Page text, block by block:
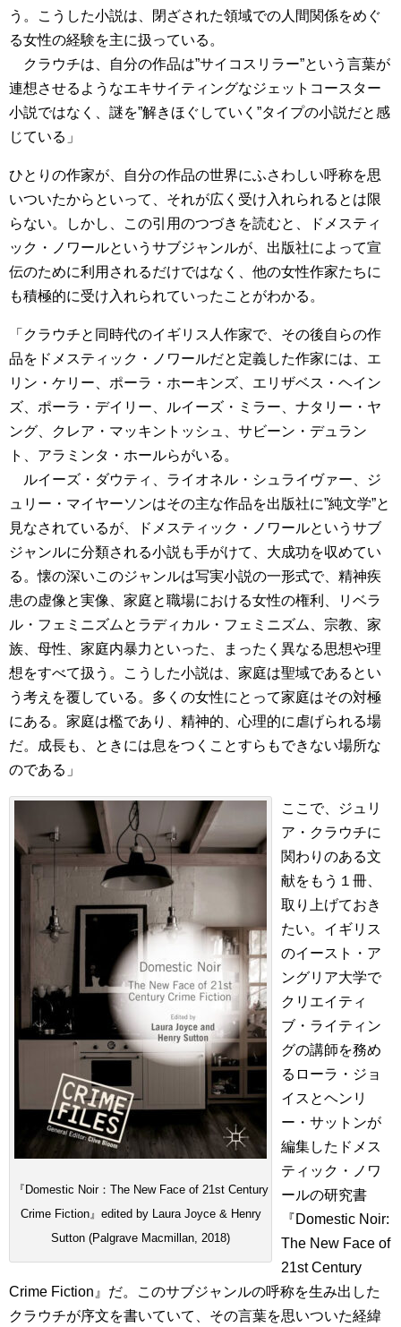
う。こうした小説は、閉ざされた領域での人間関係をめぐ
る女性の経験を主に扱っている。
クラウチは、自分の作品は”サイコスリラー”という言葉が
連想させるようなエキサイティングなジェットコースター
小説ではなく、謎を”解きほぐしていく”タイプの小説だと感
じている」
ひとりの作家が、自分の作品の世界にふさわしい呼称を思
いついたからといって、それが広く受け入れられるとは限
らない。しかし、この引用のつづきを読むと、ドメスティ
ック・ノワールというサブジャンルが、出版社によって宣
伝のために利用されるだけではなく、他の女性作家たちに
も積極的に受け入れられていったことがわかる。
「クラウチと同時代のイギリス人作家で、その後自らの作
品をドメスティック・ノワールだと定義した作家には、エ
リン・ケリー、ポーラ・ホーキンズ、エリザベス・ヘイン
ズ、ポーラ・デイリー、ルイーズ・ミラー、ナタリー・ヤ
ング、クレア・マッキントッシュ、サビーン・デュラン
ト、アラミンタ・ホールらがいる。
ルイーズ・ダウティ、ライオネル・シュライヴァー、ジ
ュリー・マイヤーソンはその主な作品を出版社に”純文学”と
見なされているが、ドメスティック・ノワールというサブ
ジャンルに分類される小説も手がけて、大成功を収めてい
る。懐の深いこのジャンルは写実小説の一形式で、精神疾
患の虚像と実像、家庭と職場における女性の権利、リベラ
ル・フェミニズムとラディカル・フェミニズム、宗教、家
族、母性、家庭内暴力といった、まったく異なる思想や理
想をすべて扱う。こうした小説は、家庭は聖域であるとい
う考えを覆している。多くの女性にとって家庭はその対極
にある。家庭は檻であり、精神的、心理的に虐げられる場
だ。成長も、ときには息をつくことすらもできない場所な
のである」
『Domestic Noir：The New Face of 21st Century
Crime Fiction』edited by Laura Joyce & Henry
Sutton (Palgrave Macmillan, 2018)
ここで、ジュリ
ア・クラウチに
関わりのある文
献をもう１冊、
取り上げておき
たい。イギリス
のイースト・ア
ングリア大学で
クリエイティ
ブ・ライティン
グの講師を務め
るローラ・ジョ
イスとヘンリ
ー・サットンが
編集したドメス
ティック・ノワ
ールの研究書
『Domestic Noir:
The New Face of
21st Century
Crime Fiction』だ。このサブジャンルの呼称を生み出した
クラウチが序文を書いていて、その言葉を思いついた経緯